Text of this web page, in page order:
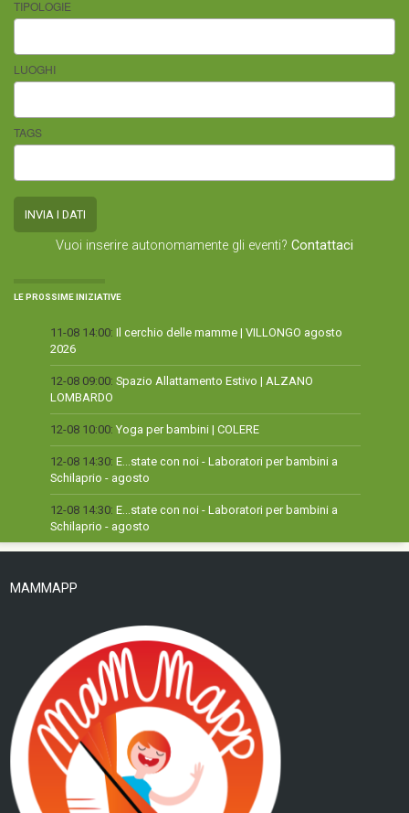
TIPOLOGIE
LUOGHI
TAGS
Vuoi inserire autonomamente gli eventi? Contattaci
LE PROSSIME INIZIATIVE
11-08 14:00: Il cerchio delle mamme | VILLONGO agosto
2026
12-08 09:00: Spazio Allattamento Estivo | ALZANO
LOMBARDO
12-08 10:00: Yoga per bambini | COLERE
12-08 14:30: E...state con noi - Laboratori per bambini a
Schilaprio - agosto
12-08 14:30: E...state con noi - Laboratori per bambini a
Schilaprio - agosto
MAMMAPP